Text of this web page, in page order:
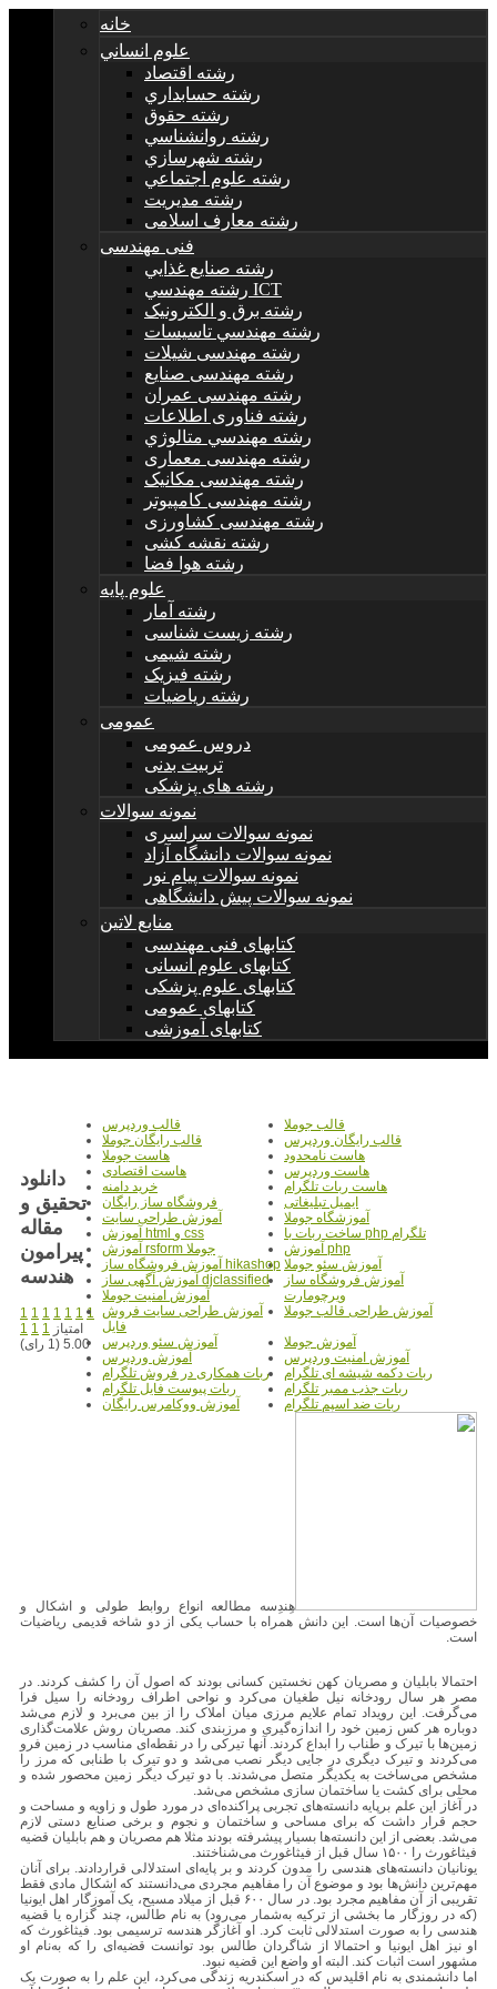
خانه
علوم انساني
رشته اقتصاد
رشته حسابداري
رشته حقوق
رشته روانشناسي
رشته شهرسازي
رشته علوم اجتماعي
رشته مديريت
رشته معارف اسلامی
فنی مهندسی
رشته صنايع غذايي
رشته مهندسي ICT
رشته برق و الکترونيک
رشته مهندسي تاسيسات
رشته مهندسی شیلات
رشته مهندسی صنایع
رشته مهندسی عمران
رشته فناوری اطلاعات
رشته مهندسي متالوژي
رشته مهندسی معماری
رشته مهندسی مکانیک
رشته مهندسی کامپیوتر
رشته مهندسی کشاورزی
رشته نقشه کشی
رشته هوا فضا
علوم پایه
رشته آمار
رشته زیست شناسی
رشته شیمی
رشته فیزیک
رشته ریاضیات
عمومی
دروس عمومی
تربیت بدنی
رشته های پزشکی
نمونه سوالات
نمونه سوالات سراسری
نمونه سوالات دانشگاه آزاد
نمونه سوالات پیام نور
نمونه سوالات پیش دانشگاهی
منابع لاتین
کتابهای فنی مهندسی
کتابهای علوم انسانی
کتابهای علوم پزشکی
کتابهای عمومی
کتابهای آموزشی
قالب جوملا
قالب وردپرس
قالب رایگان وردپرس
قالب رایگان جوملا
هاست نامحدود
هاست جوملا
هاست وردپرس
هاست اقتصادی
هاست ربات تلگرام
خرید دامنه
ایمیل تبلیغاتی
فروشگاه ساز رایگان
آموزشگاه جوملا
آموزش طراحی سایت
ساخت ربات با php تلگرام
آموزش html و css
آموزش php
آموزش rsform جوملا
آموزش سئو جوملا آموزش فروشگاه ساز hikashop
آموزش فروشگاه ساز
ویرچومارت
آموزش آگهی ساز djclassified
آموزش امنیت جوملا
آموزش طراحی قالب جوملا
آموزش طراحی سایت فروش
فایل
آموزش جوملا
آموزش سئو وردپرس
آموزش امنیت وردپرس
آموزش وردپرس
ربات دکمه شیشه ای تلگرام
ربات همکاری در فروش تلگرام
ربات جذب ممبر تلگرام
ربات پیوست فایل تلگرام
ربات ضد اسپم تلگرام
آموزش ووکامرس رایگان
دانلود
تحقیق و
مقاله
پیرامون
هندسه
1 1 1 1 1 1 1
1 1 1 امتیاز
5.00 (1 رای)
هِندِسه مطالعه انواع روابط طولی و اشکال و
خصوصیات آن‌ها است. این دانش همراه با حساب یکی از دو شاخه‌ قدیمی ریاضیات
است.
احتمالا بابلیان و مصریان کهن نخستین کسانی بودند که اصول آن را کشف کردند. در
مصر هر سال رودخانه نیل طغیان می‌کرد و نواحی اطراف رودخانه را سیل فرا
می‌گرفت. این رویداد تمام علایم مرزی میان املاک را از بین می‌‌برد و لازم می‌‌شد
دوباره هر کس زمین خود را اندازه‌گیری و مرزبندی کند. مصریان روش علامت‌گذاری
زمین‌ها با تیرک و طناب‌ را ابداع کردند. آنها تیرکی را در نقطه‌ای مناسب در زمین فرو
می‌‌کردند و تیرک دیگری در جایی دیگر نصب می‌شد و دو تیرک با طنابی که مرز را
مشخص می‌‌ساخت به یکدیگر متصل می‌شدند. با دو تیرک دیگر زمین محصور شده و
محلی برای کشت یا ساختمان سازی مشخص می‌شد.
در آغاز این علم برپایه دانسته‌های تجربی پراکنده‌ای در مورد طول و زاویه و مساحت و
حجم قرار داشت که برای مساحی و ساختمان و نجوم و برخی صنایع دستی لازم
می‌شد. بعضی از این دانسته‌ها بسیار پیشرفته بودند مثلا هم مصریان و هم بابلیان قضیه
فیثاغورث را ۱۵۰۰ سال قبل از فیثاغورث می‌شناختند.
یونانیان دانسته‌های هندسی را مدون کردند و بر پایه‌ای استدلالی قراردادند. برای آنان
مهم‌ترین دانش‌ها بود و موضوع آن را مفاهیم مجردی می‌دانستند که اشکال مادی فقط
تقریبی از آن مفاهیم مجرد بود. در سال ۶۰۰ قبل از میلاد مسیح، یک آموزگار اهل ایونیا
(که در روزگار ما بخشی از ترکیه به‌شمار می‌رود) به نام طالس، چند گزاره یا قضیه
هندسی را به صورت استدلالی ثابت کرد. او آغازگر هندسه ترسیمی بود. فیثاغورث که
او نیز اهل ایونیا و احتمالا از شاگردان طالس بود توانست قضیه‌ای را که به‌نام او
مشهور است اثبات کند. البته او واضع این قضیه نبود.
اما دانشمندی به نام اقلیدس که در اسکندریه زندگی می‌‌کرد، این علم را به صورت یک